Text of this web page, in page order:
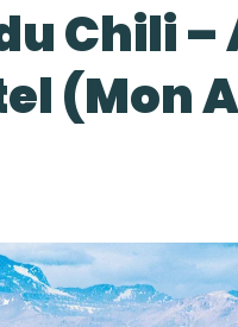
Chili
(Mon